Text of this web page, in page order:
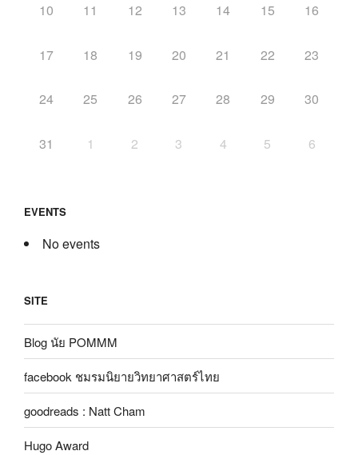
10 11 12 13 14 15 16
17 18 19 20 21 22 23
24 25 26 27 28 29 30
31 1 2 3 4 5 6
EVENTS
No events
SITE
Blog นัย POMMM
facebook ชมรมนิยายวิทยาศาสตร์ไทย
goodreads : Natt Cham
Hugo Award